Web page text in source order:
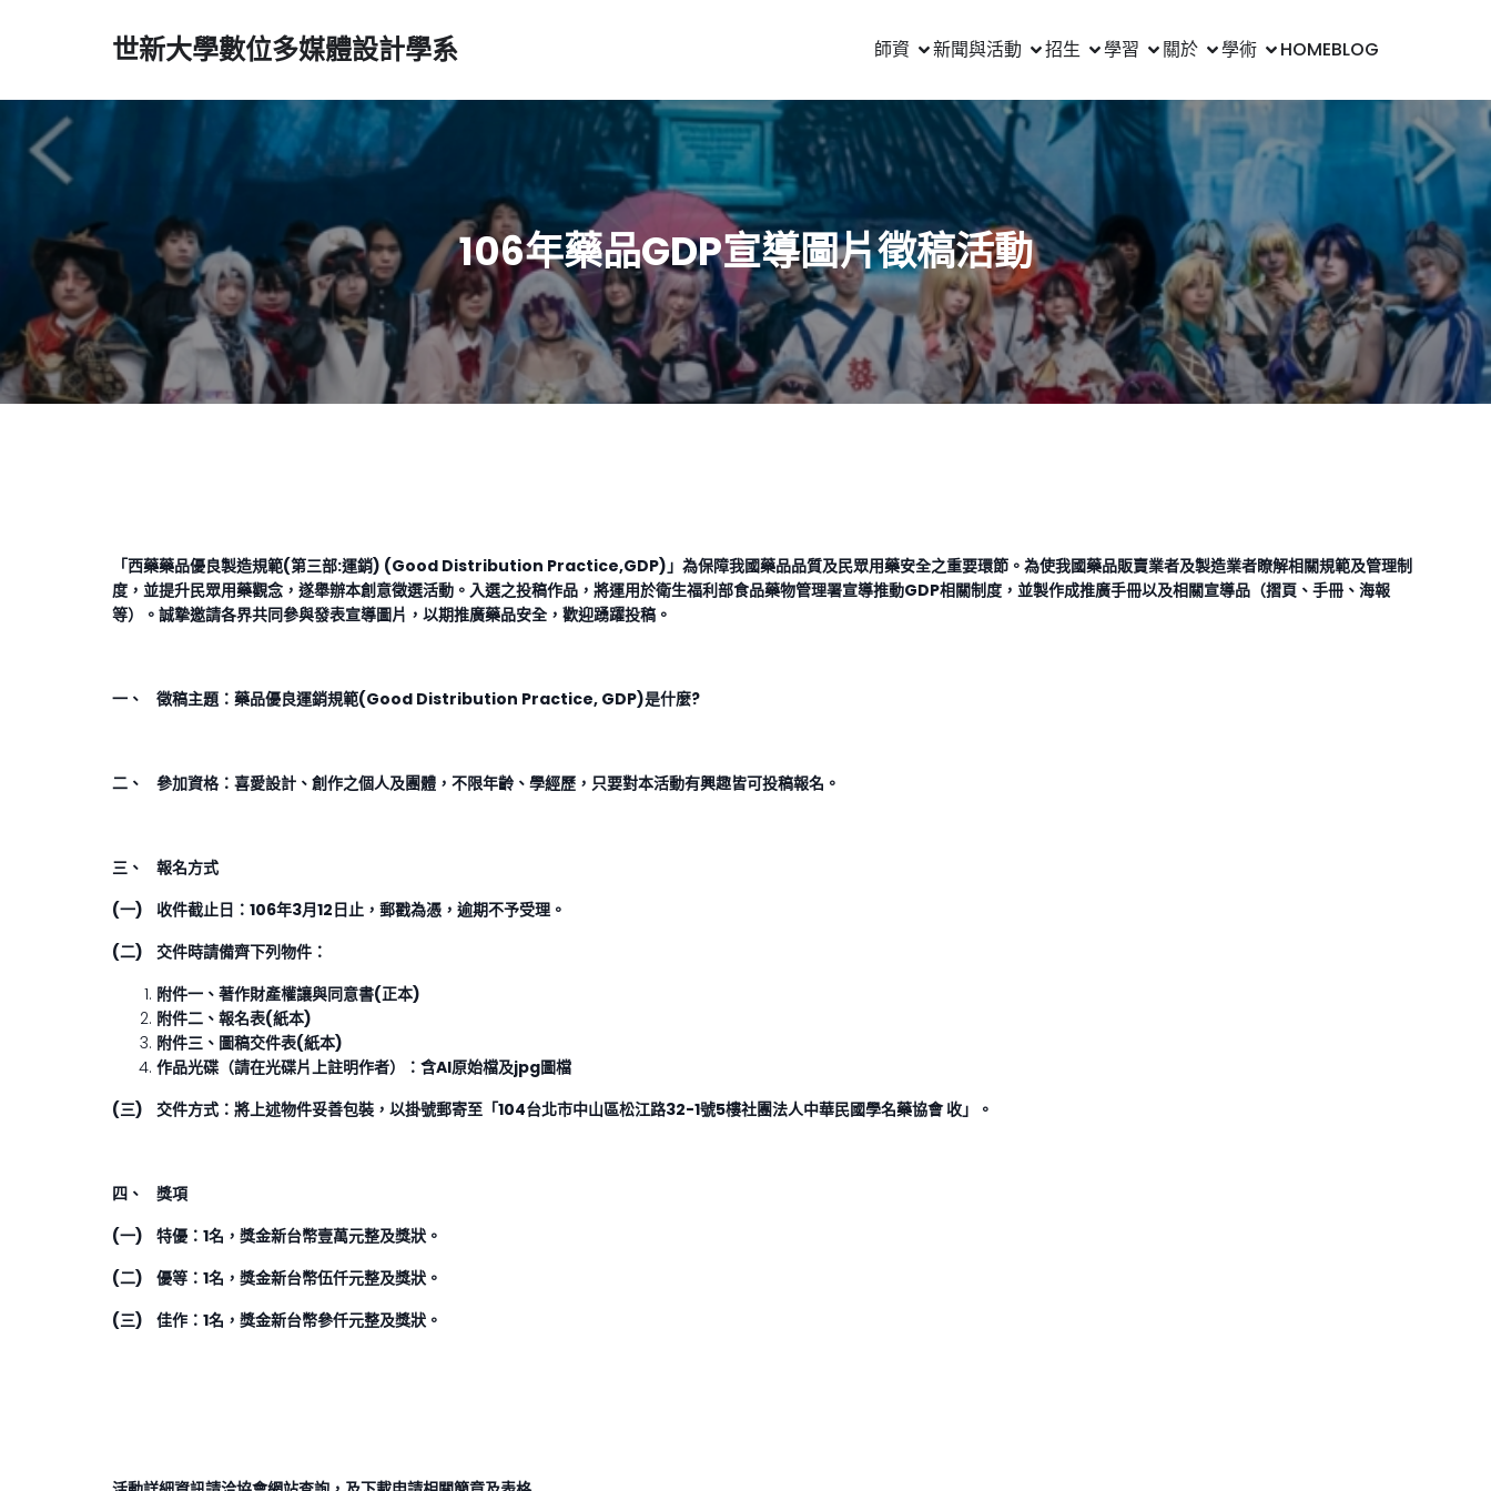
世新大學數位多媒體設計學系 師資 新聞與活動 招生 學習 關於 學術 HOMEBLOG
106年藥品GDP宣導圖片徵稿活動
「西藥藥品優良製造規範(第三部:運銷) (Good Distribution Practice,GDP)」為保障我國藥品品質及民眾用藥安全之重要環節。為使我國藥品販賣業者及製造業者瞭解相關規範及管理制
度，並提升民眾用藥觀念，遂舉辦本創意徵選活動。入選之投稿作品，將運用於衛生福利部食品藥物管理署宣導推動GDP相關制度，並製作成推廣手冊以及相關宣導品（摺頁、手冊、海報
等）。誠摯邀請各界共同參與發表宣導圖片，以期推廣藥品安全，歡迎踴躍投稿。
一、 徵稿主題：藥品優良運銷規範(Good Distribution Practice, GDP)是什麼?
二、 參加資格：喜愛設計、創作之個人及團體，不限年齡、學經歷，只要對本活動有興趣皆可投稿報名。
三、
報名方式
(一) 收件截止日：106年3月12日止，郵戳為憑，逾期不予受理。
(二) 交件時請備齊下列物件：
附件一、著作財產權讓與同意書(正本)
附件二、報名表(紙本)
附件三、圖稿交件表(紙本)
作品光碟（請在光碟片上註明作者）：含AI原始檔及jpg圖檔
(三) 交件方式：將上述物件妥善包裝，以掛號郵寄至「104台北市中山區松江路32-1號5樓社團法人中華民國學名藥協會 收」。
四、
獎項
(一) 特優：1名，獎金新台幣壹萬元整及獎狀。
(二) 優等：1名，獎金新台幣伍仟元整及獎狀。
(三) 佳作：1名，獎金新台幣參仟元整及獎狀。